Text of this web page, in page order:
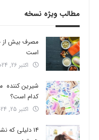
مطالب ویژه نسخه
است
اکتبر 26, 2024
شیرین کننده
کدام است؟
اکتبر 25, 2024
14 دلیلی